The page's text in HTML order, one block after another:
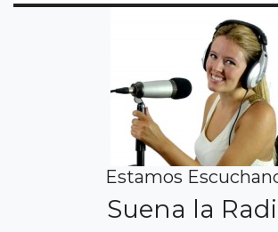
Estamos
Suena la